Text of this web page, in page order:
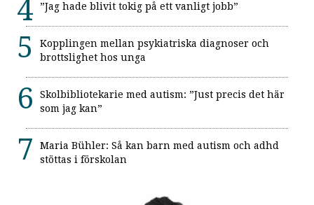
”Jag hade blivit tokig på ett vanligt jobb”
Kopplingen mellan psykiatriska diagnoser och
brottslighet hos unga
Skolbibliotekarie med autism: ”Just precis det här
som jag kan”
Maria Bühler: Så kan barn med autism och adhd
stöttas i förskolan